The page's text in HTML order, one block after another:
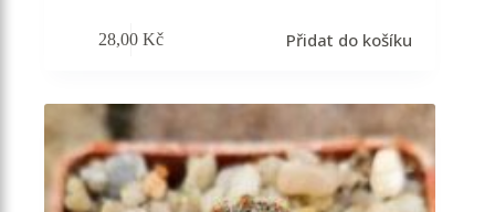
28,00Kč Přidat do košíku